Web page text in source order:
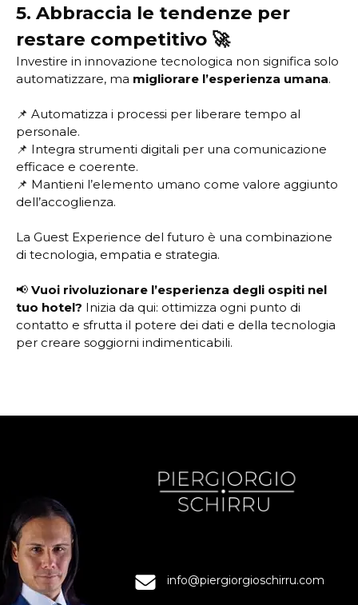
5. Abbraccia le tendenze per
restare competitivo 🚀
Investire in innovazione tecnologica non significa solo
automatizzare, ma migliorare l’esperienza umana.
📌 Automatizza i processi per liberare tempo al
personale.
📌 Integra strumenti digitali per una comunicazione
efficace e coerente.
📌 Mantieni l’elemento umano come valore aggiunto
dell’accoglienza.
La Guest Experience del futuro è una combinazione
di tecnologia, empatia e strategia.
📢 Vuoi rivoluzionare l’esperienza degli ospiti nel
tuo hotel? Inizia da qui: ottimizza ogni punto di
contatto e sfrutta il potere dei dati e della tecnologia
per creare soggiorni indimenticabili.
info@piergiorgioschirru.com